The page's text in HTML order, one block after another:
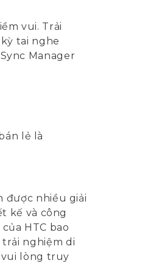
vui. Trải
tai nghe
Manager
lẻ là
được nhiều giải
kế và công
HTC bao
nghiệm di
vui lòng truy